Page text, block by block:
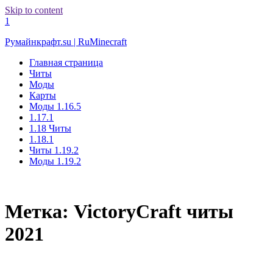
Skip to content
1
Румайнкрафт.su | RuMinecraft
Главная страница
Читы
Моды
Карты
Моды 1.16.5
1.17.1
1.18 Читы
1.18.1
Читы 1.19.2
Моды 1.19.2
Метка: VictoryCraft читы
2021